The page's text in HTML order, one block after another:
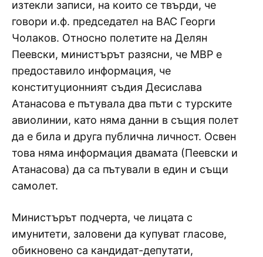
изтекли записи, на които се твърди, че
говори и.ф. председател на ВАС Георги
Чолаков. Относно полетите на Делян
Пеевски, министърът разясни, че МВР е
предоставило информация, че
конституционният съдия Десислава
Атанасова е пътувала два пъти с турските
авиолинии, като няма данни в същия полет
да е била и друга публична личност. Освен
това няма информация двамата (Пеевски и
Атанасова) да са пътували в един и същи
самолет.
Министърът подчерта, че лицата с
имунитети, заловени да купуват гласове,
обикновено са кандидат-депутати,